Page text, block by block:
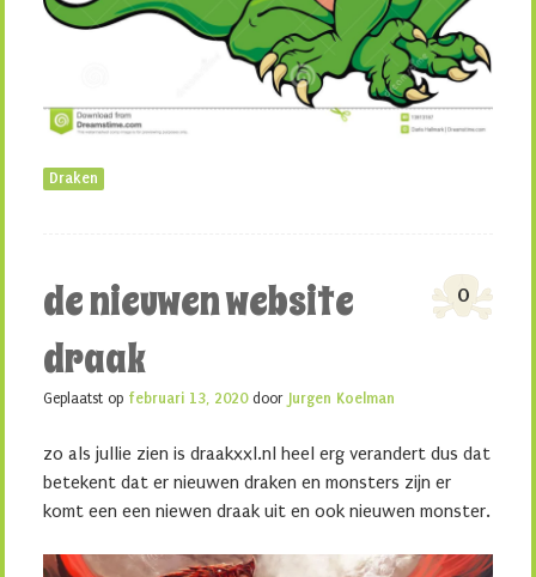
Draken
de nieuwen website
draak
0
Geplaatst op februari 13, 2020door Jurgen Koelman
zo als jullie zien is draakxxl.nl heel erg verandert dus dat
betekent dat er nieuwen draken en monsters zijn er
komt een een niewen draak uit en ook nieuwen monster.